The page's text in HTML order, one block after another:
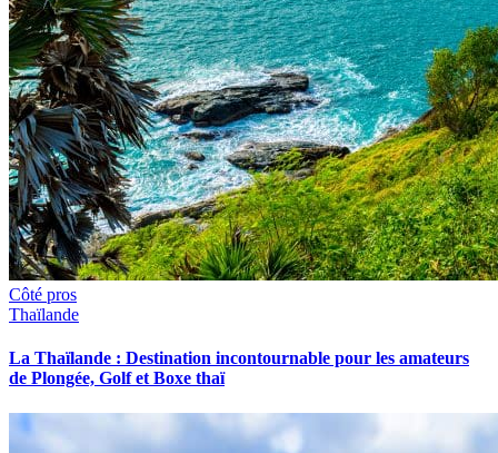
Côté pros
Thaïlande
La Thaïlande : Destination incontournable pour les amateurs
de Plongée, Golf et Boxe thaï